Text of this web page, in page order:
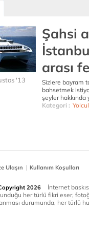
'13
Şahsi
arası
Sizlere bayram
bahsetmek
şeyler hakkında
Kategori :
Ulaşın | Kullanım Koşulları
2026
İnternet
her türlü fikri eser,
durumunda, her türlü